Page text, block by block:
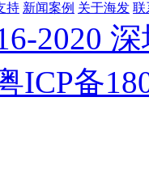
持 新闻案例 关于海发 联
2020
ICP备